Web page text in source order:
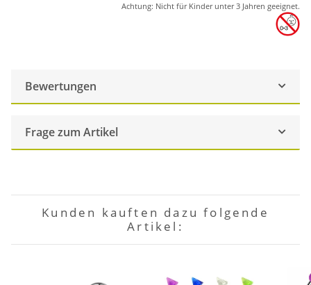
Achtung: Nicht für Kinder unter 3 Jahren geeignet.
Bewertungen
Frage zum Artikel
Kunden kauften dazu folgende
Artikel: